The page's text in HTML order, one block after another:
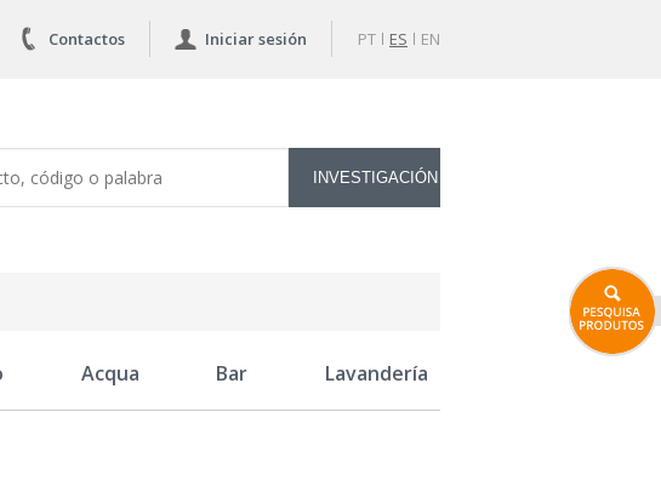
Contactos Iniciar sesión PT ES EN
Acqua Bar Lavandería